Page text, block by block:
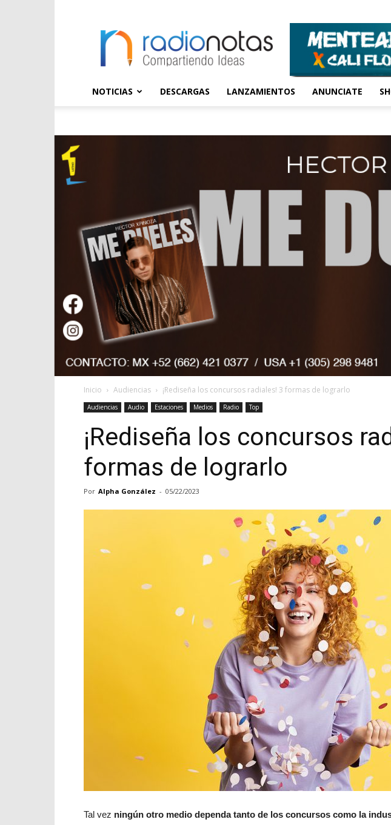
NOTICIAS DESCARGAS LANZAMIENTOS ANUNCIATE
Inicio Audiencias ¡Rediseña los concursos radiales! 3 formas de lograrlo
Audiencias Audio Estaciones Medios Radio Top
¡Rediseña los concursos
formas de lograrlo
Por Alpha González - 05/22/2023
Tal vez ningún otro medio dependa tanto de los concursos como la